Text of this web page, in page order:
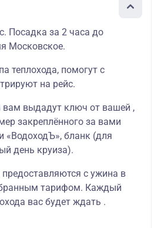
Посадка за 2 часа до
Московское.
теплохода, помогут с
на рейс.
вам выдадут ключ от вашей ,
закреплённого за вами
«ВодоходЪ», бланк (для
день круиза).
с ужина в
тарифом. Каждый
вас будет ждать .